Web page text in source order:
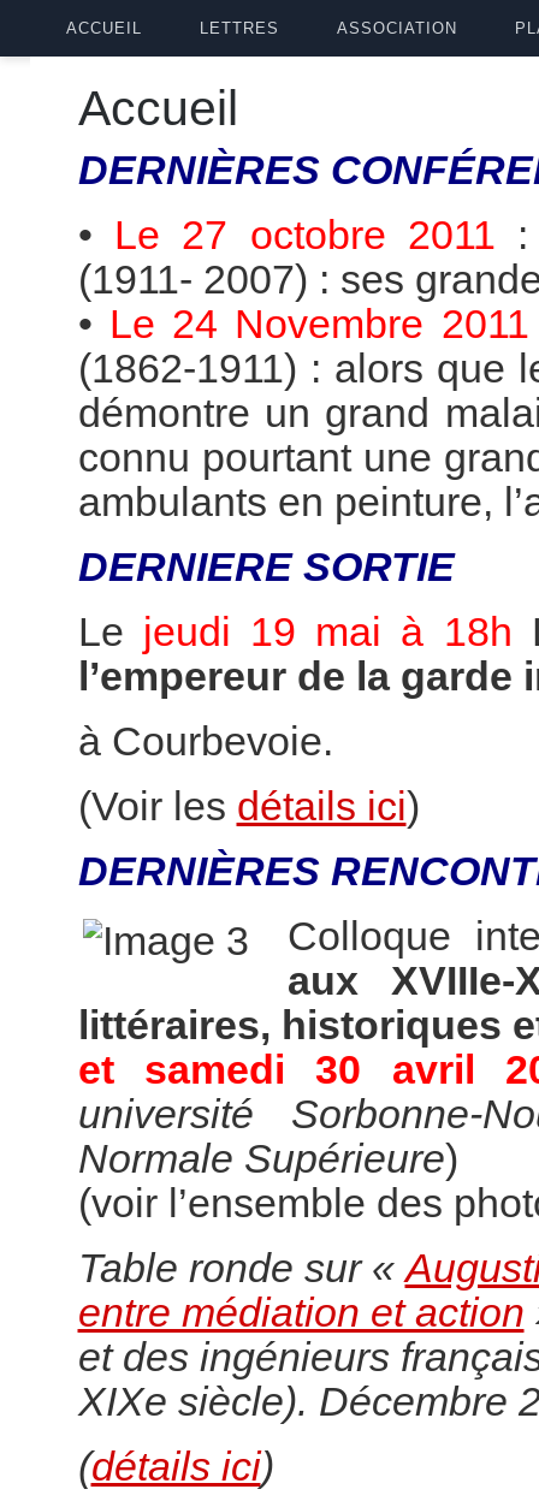
ACCUEIL LETTRES ASSOCIATION
Accueil
DERNIÈRES
• Le 27 octobre 2011
(1911- 2007) : ses
• Le 24 Novembre 2011
(1862-1911) : alors que
démontre un grand
connu pourtant une
ambulants en peinture,
DERNIERE SORTIE
Le jeudi 19 mai à 18h
l’empereur de la garde
à Courbevoie.
(Voir les détails ici)
DERNIÈRES
Colloque
aux
littéraires, historiques
et samedi 30 avril
université
Normale Supérieure)
(voir l’ensemble des
Table ronde sur «
entre médiation et action
et des ingénieurs
XIXe siècle). Décembre
(détails ici)